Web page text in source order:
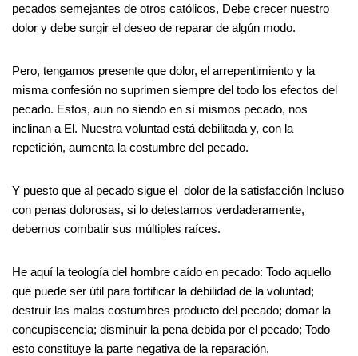
pecados semejantes de otros católicos, Debe crecer nuestro
dolor y debe surgir el deseo de reparar de algún modo.
Pero, tengamos presente que dolor, el arrepentimiento y la
misma confesión no suprimen siempre del todo los efectos del
pecado. Estos, aun no siendo en sí mismos pecado, nos
inclinan a El. Nuestra voluntad está debilitada y, con la
repetición, aumenta la costumbre del pecado.
Y puesto que al pecado sigue el dolor de la satisfacción Incluso
con penas dolorosas, si lo detestamos verdaderamente,
debemos combatir sus múltiples raíces.
He aquí la teología del hombre caído en pecado: Todo aquello
que puede ser útil para fortificar la debilidad de la voluntad;
destruir las malas costumbres producto del pecado; domar la
concupiscencia; disminuir la pena debida por el pecado; Todo
esto constituye la parte negativa de la reparación.